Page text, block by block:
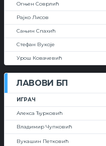
Огњен Соврлић
Рајко Лисов
Сањин Спахић
Стефан Вукоје
Урош Ковачевић
ЛАВОВИ БП
ИГРАЧ
Алекса Ђурковић
Владимир Чупковић
Вукашин Петковић